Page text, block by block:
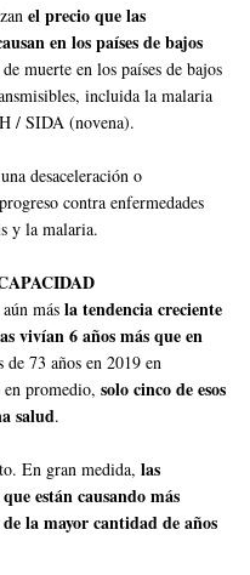
el precio que las
en los países de bajos
muerte en los países de bajos
incluida la malaria
/ SIDA (novena).
desaceleración o
contra enfermedades
y la malaria.
más la tendencia creciente
vivían 6 años más que en
73 años en 2019 en
promedio, solo cinco de esos
salud.
En gran medida, las
están causando más
la mayor cantidad de años